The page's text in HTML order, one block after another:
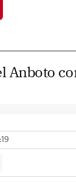
Anboto